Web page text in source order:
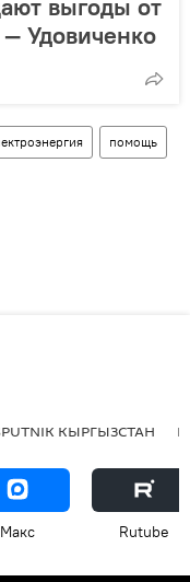
выгоды от
Удовиченко
помощь
КЫРГЫЗСТАН
Макс Rutube